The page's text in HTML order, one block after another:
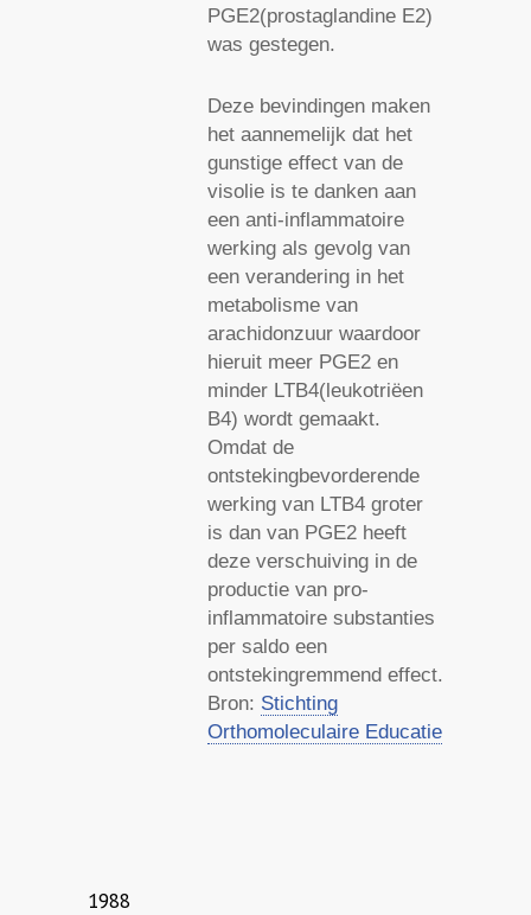
PGE2(prostaglandine E2)
was gestegen.
Deze bevindingen maken
het aannemelijk dat het
gunstige effect van de
visolie is te danken aan
een anti-inflammatoire
werking als gevolg van
een verandering in het
metabolisme van
arachidonzuur waardoor
hieruit meer PGE2 en
minder LTB4(leukotriëen
B4) wordt gemaakt.
Omdat de
ontstekingbevorderende
werking van LTB4 groter
is dan van PGE2 heeft
deze verschuiving in de
productie van pro-
inflammatoire substanties
per saldo een
ontstekingremmend effect.
Bron: Stichting
Orthomoleculaire Educatie
1988